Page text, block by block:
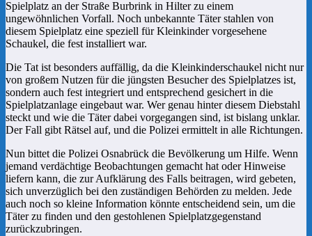
Spielplatz an der Straße Burbrink in Hilter zu einem
ungewöhnlichen Vorfall. Noch unbekannte Täter stahlen von
diesem Spielplatz eine speziell für Kleinkinder vorgesehene
Schaukel, die fest installiert war.
Die Tat ist besonders auffällig, da die Kleinkinderschaukel nicht nur
von großem Nutzen für die jüngsten Besucher des Spielplatzes ist,
sondern auch fest integriert und entsprechend gesichert in die
Spielplatzanlage eingebaut war. Wer genau hinter diesem Diebstahl
steckt und wie die Täter dabei vorgegangen sind, ist bislang unklar.
Der Fall gibt Rätsel auf, und die Polizei ermittelt in alle Richtungen.
Nun bittet die Polizei Osnabrück die Bevölkerung um Hilfe. Wenn
jemand verdächtige Beobachtungen gemacht hat oder Hinweise
liefern kann, die zur Aufklärung des Falls beitragen, wird gebeten,
sich unverzüglich bei den zuständigen Behörden zu melden. Jede
auch noch so kleine Information könnte entscheidend sein, um die
Täter zu finden und den gestohlenen Spielplatzgegenstand
zurückzubringen.